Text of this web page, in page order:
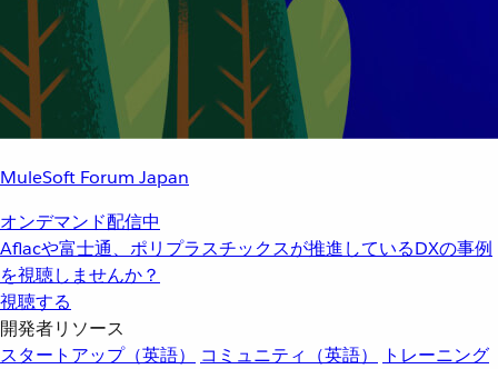
MuleSoft Forum Japan
オンデマンド配信中
Aflacや富士通、ポリプラスチックスが推進しているDXの事例
を視聴しませんか？
視聴する
開発者リソース
スタートアップ（英語）
コミュニティ（英語）
トレーニング